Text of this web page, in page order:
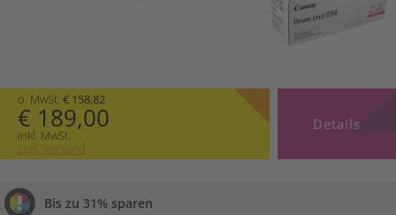
o. MwSt. € 158,82
€ 189,00
inkl. MwSt.
zzgl. Versand
Details
Bis zu 31% sparen